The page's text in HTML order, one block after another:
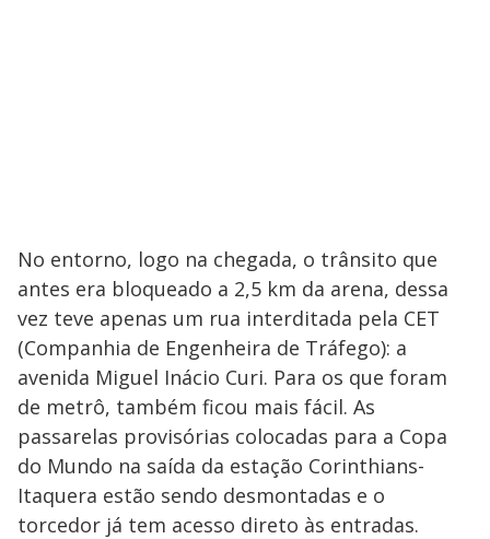
No entorno, logo na chegada, o trânsito que
antes era bloqueado a 2,5 km da arena, dessa
vez teve apenas um rua interditada pela CET
(Companhia de Engenheira de Tráfego): a
avenida Miguel Inácio Curi. Para os que foram
de metrô, também ficou mais fácil. As
passarelas provisórias colocadas para a Copa
do Mundo na saída da estação Corinthians-
Itaquera estão sendo desmontadas e o
torcedor já tem acesso direto às entradas.